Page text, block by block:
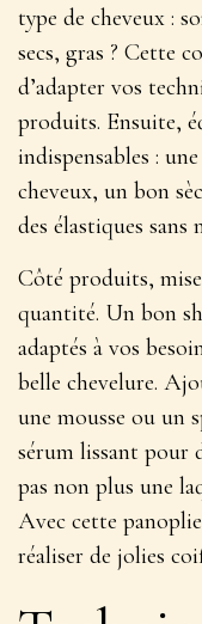
type de cheveux :
secs, gras ? Cette
d’adapter vos
produits. Ensuite,
indispensables :
cheveux, un bon
des élastiques sans
Côté produits,
quantité. Un bon
adaptés à vos
belle chevelure.
une mousse ou un
sérum lissant pour
pas non plus une
Avec cette
réaliser de jolies